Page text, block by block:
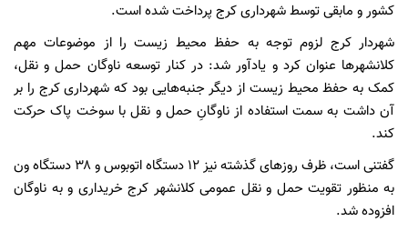
کشور و مابقی توسط شهرداری کرج پرداخت شده است.
شهردار کرج لزوم توجه به حفظ محیط زیست را از موضوعات مهم
کلانشهرها عنوان کرد و یادآور شد: در کنار توسعه ناوگان حمل و نقل،
کمک به حفظ محیط زیست از دیگر جنبه‌هایی بود که شهرداری کرج را بر
آن داشت به سمت استفاده از ناوگانِ حمل و نقل با سوخت‌ پاک حرکت
کند.
گفتنی است، ظرف روزهای گذشته نیز ۱۲ دستگاه اتوبوس و ۳۸ دستگاه ون
به منظور تقویت حمل و نقل عمومی کلانشهر کرج خریداری و به ناوگان
افزوده شد.